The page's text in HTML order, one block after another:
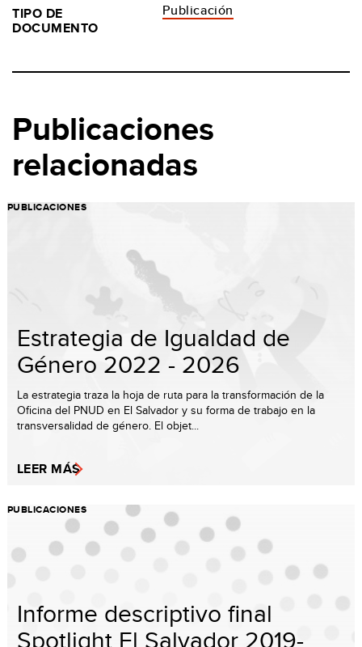
TIPO DE
DOCUMENTO
Publicación
Publicaciones
relacionadas
PUBLICACIONES
Estrategia de Igualdad de
Género 2022 - 2026
La estrategia traza la hoja de ruta para la transformación de la
Oficina del PNUD en El Salvador y su forma de trabajo en la
transversalidad de género. El objet...
LEER MÁS
PUBLICACIONES
Informe descriptivo final
Spotlight El Salvador 2019-